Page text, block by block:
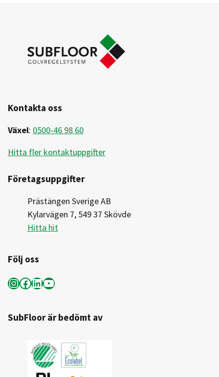
Kontakta oss
Växel: 0500-46 98 60
Hitta fler kontaktuppgifter
Företagsuppgifter
Prästängen Sverige AB
Kylarvägen 7, 549 37 Skövde
Hitta hit
Följ oss
InstagramFacebook LinkedIn YouTube
SubFloor är bedömt av